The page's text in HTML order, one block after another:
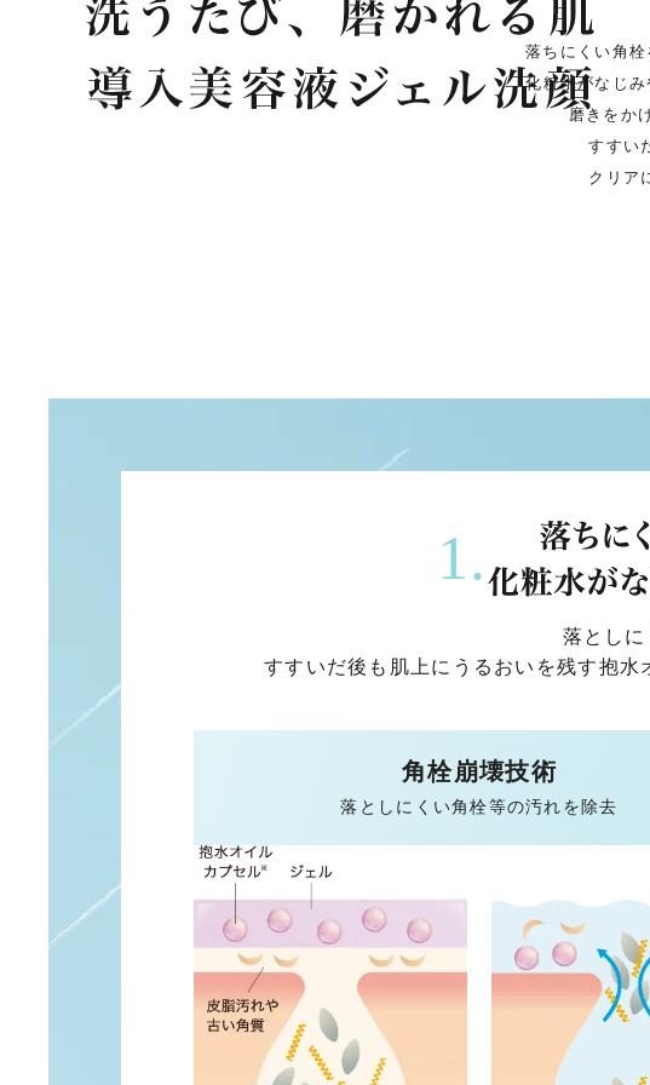
落ちにくい角栓
化粧水がなじみ
磨きをか
すすい
クリア
1.
落とし
すすいだ後も肌上にうるおいを残す抱
角栓崩壊技術
落としにくい角栓等の汚れを除去